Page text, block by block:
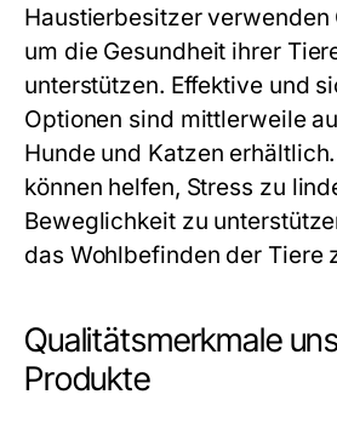
Haustierbesitzer verwenden
um die Gesundheit ihrer
unterstützen. Effektive und
Optionen sind mittlerweile
Hunde und Katzen
können helfen, Stress zu
Beweglichkeit zu
das Wohlbefinden der Tiere
Qualitätsmerkmale
Produkte